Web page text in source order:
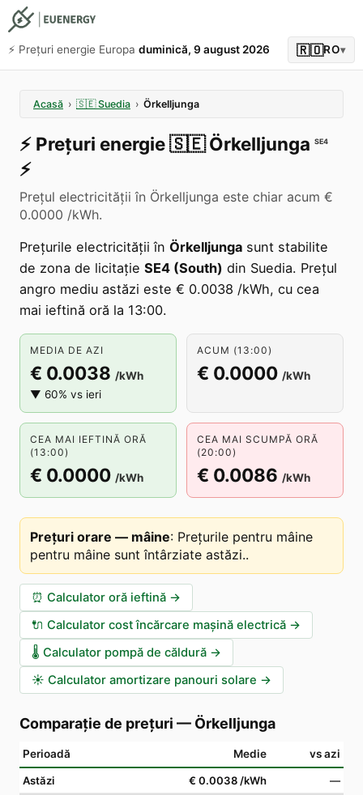
⚡️ Prețuri energie Europa duminică, 9 august 2026 🇷🇴RO▾
Acasă › 🇸🇪 Suedia › Örkelljunga
⚡️ Prețuri energie🇸🇪 Örkelljunga SE4
⚡️
Prețul electricității în Örkelljunga este chiar acum €
0.0000 /kWh.
Prețurile electricității în Örkelljunga sunt stabilite
de zona de licitație SE4 (South) din Suedia. Prețul
angro mediu astăzi este € 0.0038 /kWh, cu cea
mai ieftină oră la 13:00.
MEDIA DE AZI
€ 0.0038 /kWh
▼ 60% vs ieri
ACUM (13:00)
€ 0.0000 /kWh
CEA MAI IEFTINĂ ORĂ
(13:00)
€ 0.0000 /kWh
CEA MAI SCUMPĂ ORĂ
(20:00)
€ 0.0086 /kWh
Prețuri orare — mâine: Prețurile pentru mâine
pentru mâine sunt întârziate astăzi..
⏰ Calculator oră ieftină →
🔌 Calculator cost încărcare mașină electrică →
🌡️ Calculator pompă de căldură →
☀️ Calculator amortizare panouri solare →
Comparație de prețuri — Örkelljunga
Perioadă Medie vs azi
Astăzi € 0.0038 /kWh
—